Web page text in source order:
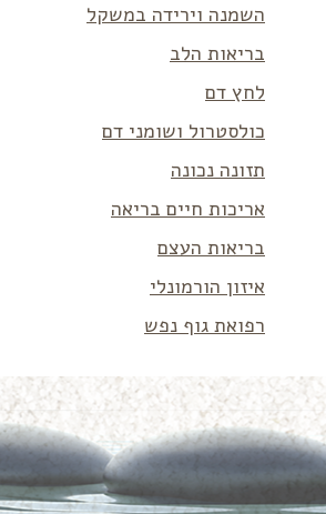
השמנה וירידה במשקל
בריאות הלב
לחץ דם
כולסטרול ושומני דם
תזונה נכונה
אריכות חיים בריאה
בריאות העצם
איזון הורמונלי
רפואת גוף נפש